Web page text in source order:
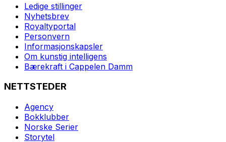
Ledige stillinger
Nyhetsbrev
Royaltyportal
Personvern
Informasjonskapsler
Om kunstig intelligens
Bærekraft i Cappelen Damm
NETTSTEDER
Agency
Bokklubber
Norske Serier
Storytel